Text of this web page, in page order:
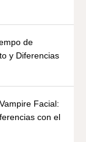
de
y Diferencias
Facial:
con el